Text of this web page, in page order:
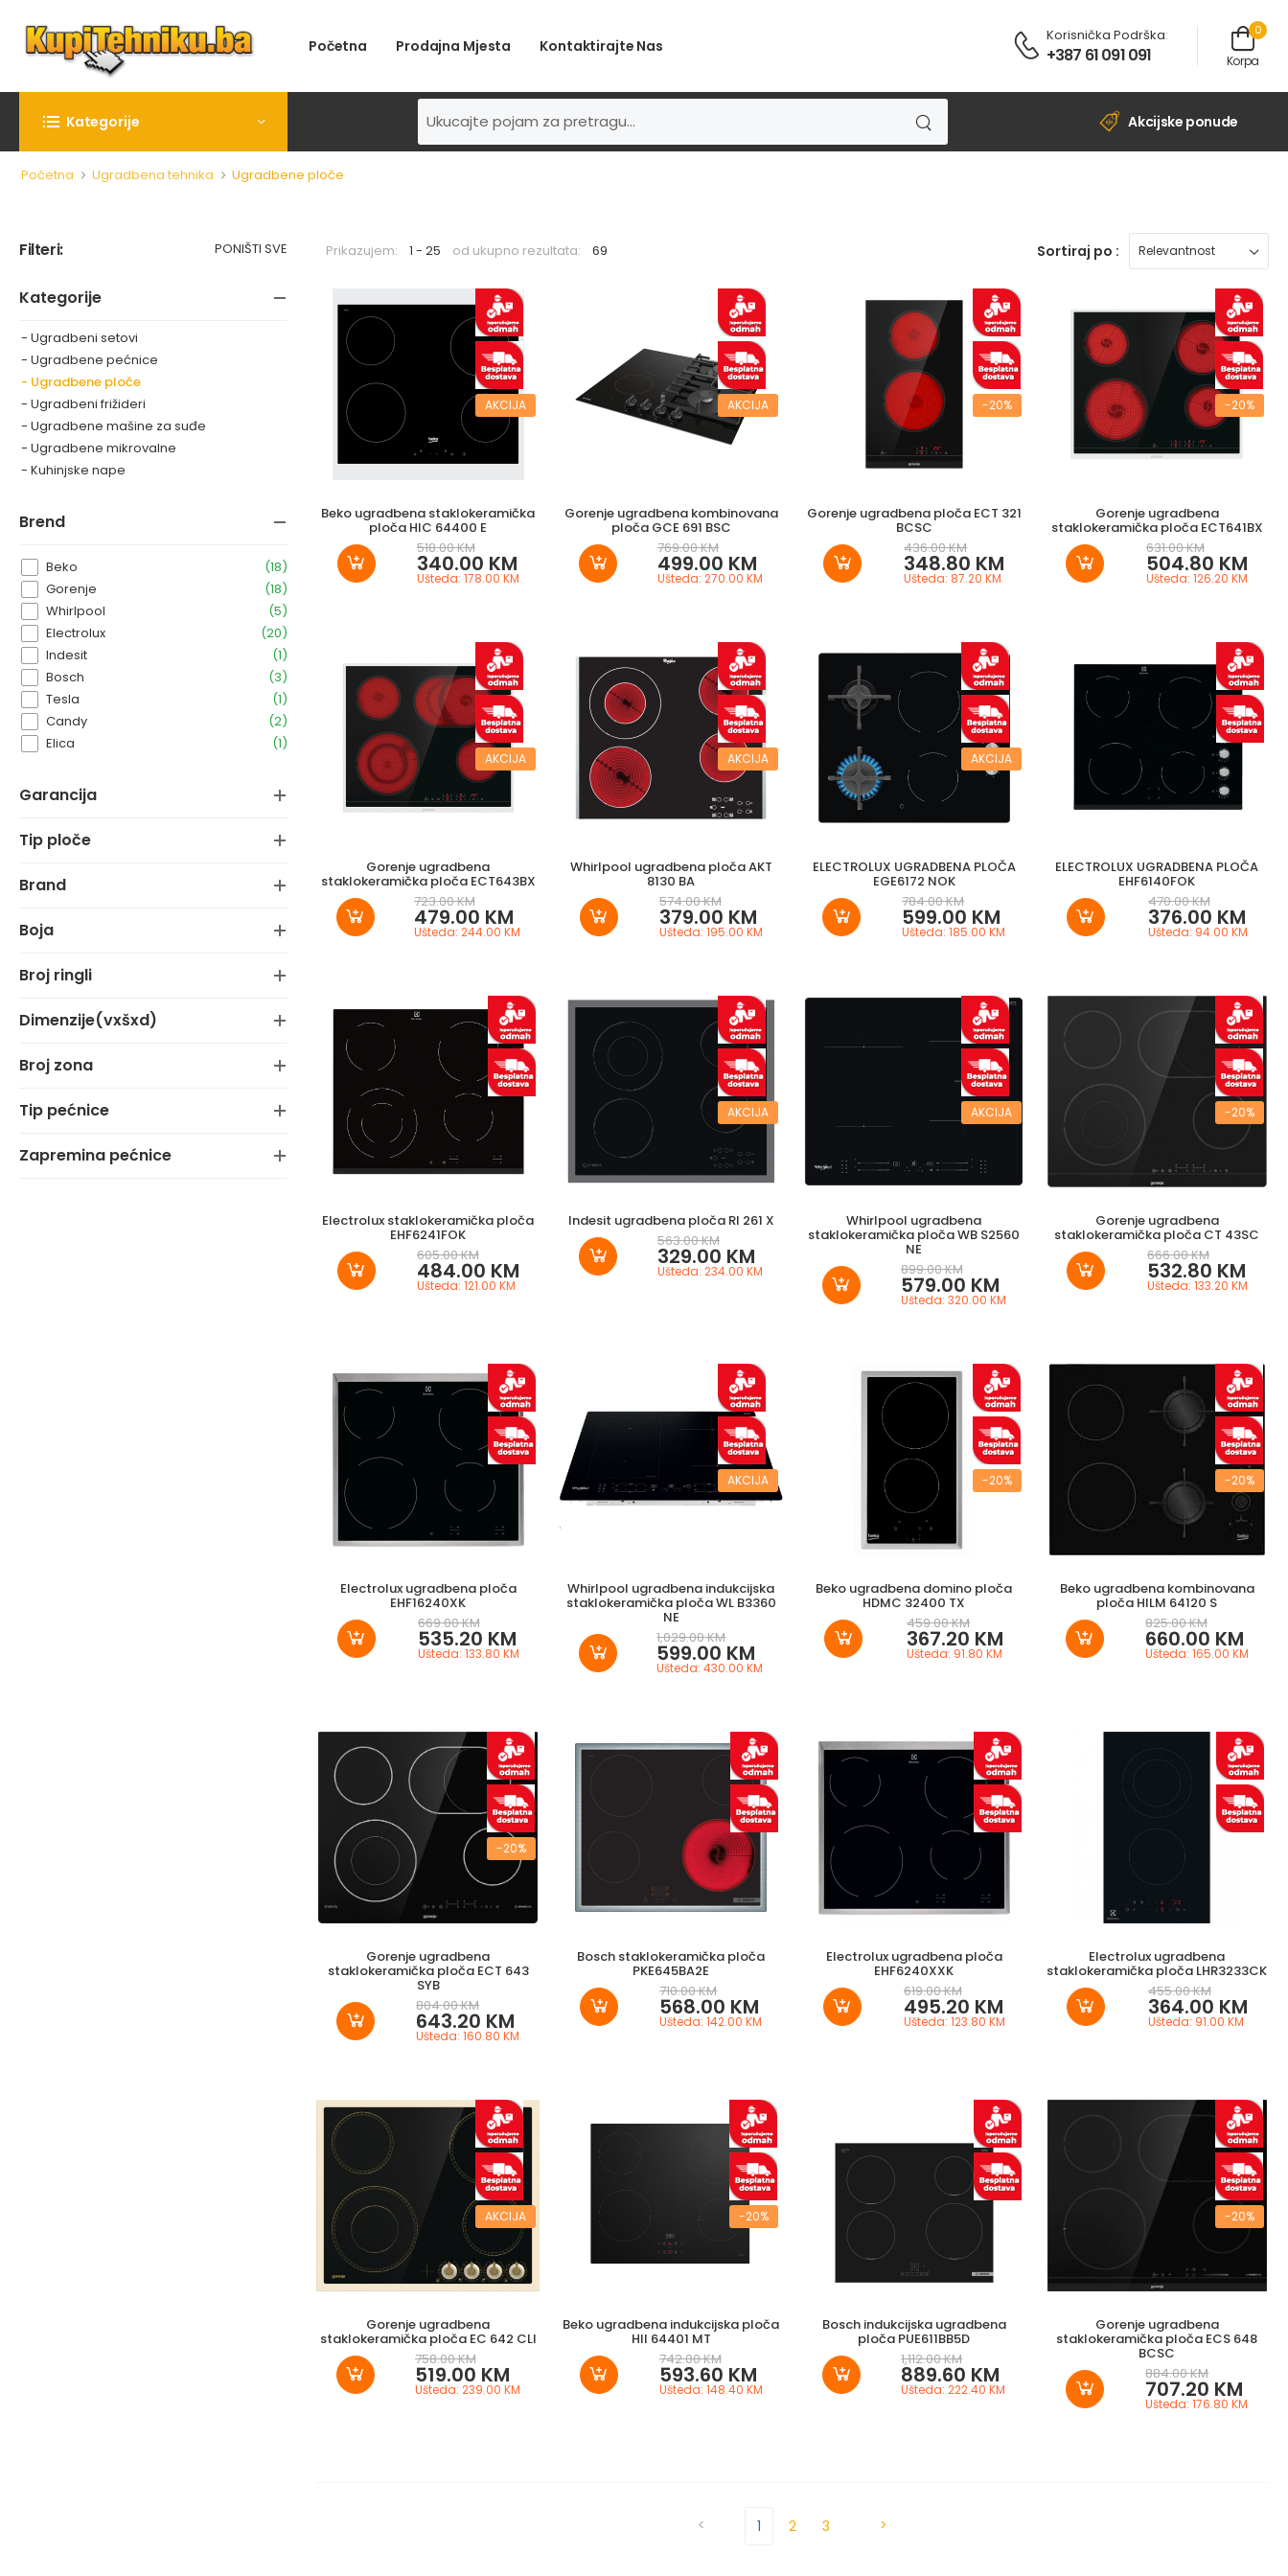
Početna Prodajna Mjesta Kontaktirajte Nas
Korisnička Podrška:
+387 61 091 091
0
Korpa
Kategorije Akcijske ponude
Početna Ugradbena tehnika Ugradbene ploče
Filteri: PONIŠTI SVE
kategorije
- Ugradbeni setovi
- Ugradbene pećnice
- Ugradbene ploče
- Ugradbeni frižideri
- Ugradbene mašine za suđe
- Ugradbene mikrovalne
- Kuhinjske nape
brend
Beko
(18)
Gorenje
(18)
Whirlpool
(5)
Electrolux
(20)
Indesit
(1)
Bosch
(3)
Tesla
(1)
Candy
(2)
Elica
(1)
garancija
tip ploče
brand
boja
broj ringli
dimenzije(vxšxd)
broj zona
tip pećnice
zapremina pećnice
Prikazujem: 1 - 25 od ukupno rezultata: 69 Sortiraj po :
AKCIJA
Beko ugradbena staklokeramička
ploča HIC 64400 E
518.00 KM
340.00 KM
Ušteda: 178.00 KM
AKCIJA
Gorenje ugradbena kombinovana
ploča GCE 691 BSC
769.00 KM
499.00 KM
Ušteda: 270.00 KM
-20%
Gorenje ugradbena ploča ECT 321
BCSC
436.00 KM
348.80 KM
Ušteda: 87.20 KM
-20%
Gorenje ugradbena
staklokeramička ploča ECT641BX
631.00 KM
504.80 KM
Ušteda: 126.20 KM
AKCIJA
Gorenje ugradbena
staklokeramička ploča ECT643BX
723.00 KM
479.00 KM
Ušteda: 244.00 KM
AKCIJA
Whirlpool ugradbena ploča AKT
8130 BA
574.00 KM
379.00 KM
Ušteda: 195.00 KM
AKCIJA
ELECTROLUX UGRADBENA PLOČA
EGE6172 NOK
784.00 KM
599.00 KM
Ušteda: 185.00 KM
ELECTROLUX UGRADBENA PLOČA
EHF6140FOK
470.00 KM
376.00 KM
Ušteda: 94.00 KM
Electrolux staklokeramička ploča
EHF6241FOK
605.00 KM
484.00 KM
Ušteda: 121.00 KM
AKCIJA
Indesit ugradbena ploča RI 261 X
563.00 KM
329.00 KM
Ušteda: 234.00 KM
AKCIJA
Whirlpool ugradbena
staklokeramička ploča WB S2560
NE
899.00 KM
579.00 KM
Ušteda: 320.00 KM
-20%
Gorenje ugradbena
staklokeramička ploča CT 43SC
666.00 KM
532.80 KM
Ušteda: 133.20 KM
Electrolux ugradbena ploča
EHF16240XK
669.00 KM
535.20 KM
Ušteda: 133.80 KM
AKCIJA
Whirlpool ugradbena indukcijska
staklokeramička ploča WL B3360
NE
1,029.00 KM
599.00 KM
Ušteda: 430.00 KM
-20%
Beko ugradbena domino ploča
HDMC 32400 TX
459.00 KM
367.20 KM
Ušteda: 91.80 KM
-20%
Beko ugradbena kombinovana
ploča HILM 64120 S
825.00 KM
660.00 KM
Ušteda: 165.00 KM
-20%
Gorenje ugradbena
staklokeramička ploča ECT 643
SYB
804.00 KM
643.20 KM
Ušteda: 160.80 KM
Bosch staklokeramička ploča
PKE645BA2E
710.00 KM
568.00 KM
Ušteda: 142.00 KM
Electrolux ugradbena ploča
EHF6240XXK
619.00 KM
495.20 KM
Ušteda: 123.80 KM
Electrolux ugradbena
staklokeramička ploča LHR3233CK
455.00 KM
364.00 KM
Ušteda: 91.00 KM
AKCIJA
Gorenje ugradbena
staklokeramička ploča EC 642 CLI
758.00 KM
519.00 KM
Ušteda: 239.00 KM
-20%
Beko ugradbena indukcijska ploča
HII 64401 MT
742.00 KM
593.60 KM
Ušteda: 148.40 KM
Bosch indukcijska ugradbena
ploča PUE611BB5D
1,112.00 KM
889.60 KM
Ušteda: 222.40 KM
-20%
Gorenje ugradbena
staklokeramička ploča ECS 648
BCSC
884.00 KM
707.20 KM
Ušteda: 176.80 KM
< 1 2 3 >